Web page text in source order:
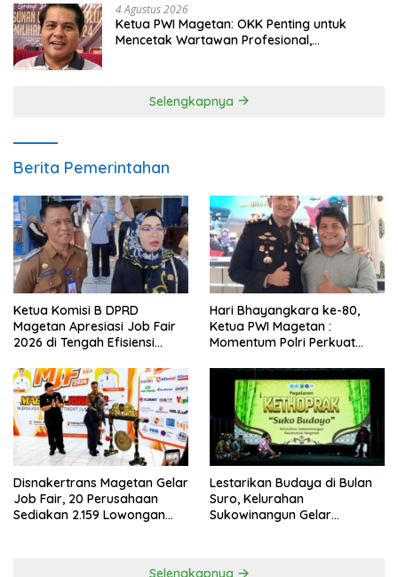
4 Agustus 2026
Ketua PWI Magetan: OKK Penting untuk
Mencetak Wartawan Profesional,
Selengkapnya
Berita Pemerintahan
Ketua Komisi B DPRD
Magetan Apresiasi Job Fair
2026 di Tengah Efisiensi
Hari Bhayangkara ke-80,
Ketua PWI Magetan :
Momentum Polri Perkuat
Disnakertrans Magetan Gelar
Job Fair, 20 Perusahaan
Sediakan 2.159 Lowongan
Lestarikan Budaya di Bulan
Suro, Kelurahan
Sukowinangun Gelar
Selengkapnya